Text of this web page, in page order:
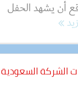
أن يشهد الحفل
الشركة السعودية